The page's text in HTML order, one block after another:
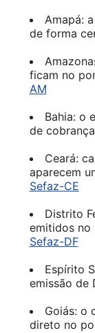
Amapá:
de forma
ficam no
AM
Bahia: o
de
Ceará:
aparecem
Sefaz-CE
Distrito
emitidos
Sefaz-DF
Espírito
emissão de
Goiás: o
direto no